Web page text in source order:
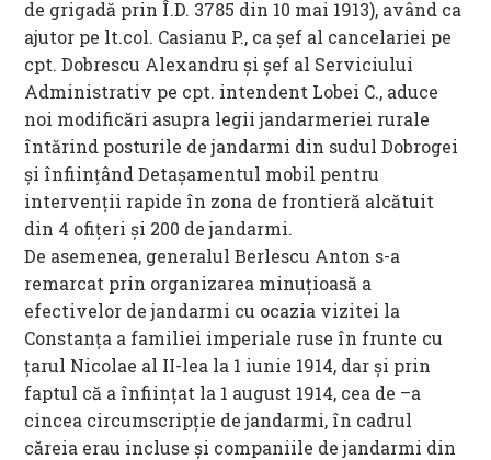
de grigadă prin Î.D. 3785 din 10 mai 1913), având ca
ajutor pe lt.col. Casianu P., ca şef al cancelariei pe
cpt. Dobrescu Alexandru şi şef al Serviciului
Administrativ pe cpt. intendent Lobei C., aduce
noi modificări asupra legii jandarmeriei rurale
întărind posturile de jandarmi din sudul Dobrogei
şi înfiinţând Detaşamentul mobil pentru
intervenţii rapide în zona de frontieră alcătuit
din 4 ofiţeri şi 200 de jandarmi.
De asemenea, generalul Berlescu Anton s-a
remarcat prin organizarea minuţioasă a
efectivelor de jandarmi cu ocazia vizitei la
Constanţa a familiei imperiale ruse în frunte cu
ţarul Nicolae al II-lea la 1 iunie 1914, dar şi prin
faptul că a înfiinţat la 1 august 1914, cea de –a
cincea circumscripţie de jandarmi, în cadrul
căreia erau incluse şi companiile de jandarmi din